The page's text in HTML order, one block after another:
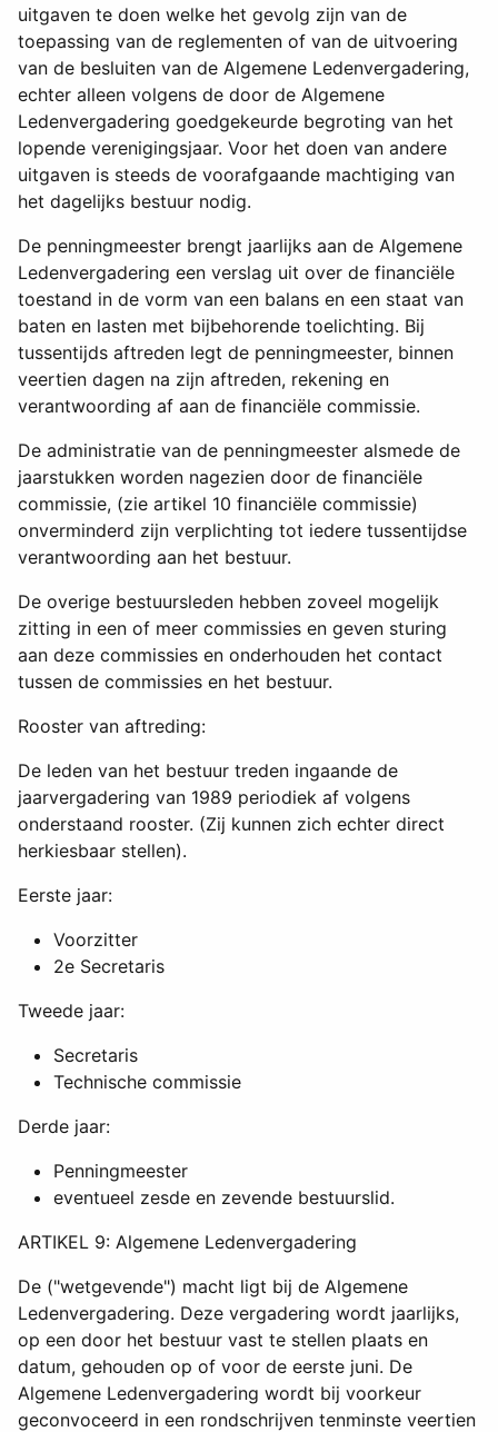
uitgaven te doen welke het gevolg zijn van de
toepassing van de reglementen of van de uitvoering
van de besluiten van de Algemene Ledenvergadering,
echter alleen volgens de door de Algemene
Ledenvergadering goedgekeurde begroting van het
lopende verenigingsjaar. Voor het doen van andere
uitgaven is steeds de voorafgaande machtiging van
het dagelijks bestuur nodig.
De penningmeester brengt jaarlijks aan de Algemene
Ledenvergadering een verslag uit over de financiële
toestand in de vorm van een balans en een staat van
baten en lasten met bijbehorende toelichting. Bij
tussentijds aftreden legt de penningmeester, binnen
veertien dagen na zijn aftreden, rekening en
verantwoording af aan de financiële commissie.
De administratie van de penningmeester alsmede de
jaarstukken worden nagezien door de financiële
commissie, (zie artikel 10 financiële commissie)
onverminderd zijn verplichting tot iedere tussentijdse
verantwoording aan het bestuur.
De overige bestuursleden hebben zoveel mogelijk
zitting in een of meer commissies en geven sturing
aan deze commissies en onderhouden het contact
tussen de commissies en het bestuur.
Rooster van aftreding:
De leden van het bestuur treden ingaande de
jaarvergadering van 1989 periodiek af volgens
onderstaand rooster. (Zij kunnen zich echter direct
herkiesbaar stellen).
Eerste jaar:
Voorzitter
2e Secretaris
Tweede jaar:
Secretaris
Technische commissie
Derde jaar:
Penningmeester
eventueel zesde en zevende bestuurslid.
ARTIKEL 9: Algemene Ledenvergadering
De ("wetgevende") macht ligt bij de Algemene
Ledenvergadering. Deze vergadering wordt jaarlijks,
op een door het bestuur vast te stellen plaats en
datum, gehouden op of voor de eerste juni. De
Algemene Ledenvergadering wordt bij voorkeur
geconvoceerd in een rondschrijven tenminste veertien